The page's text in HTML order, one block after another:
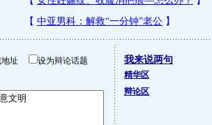
地址 设为辩论话题 我来说两句
精华区
辩论区